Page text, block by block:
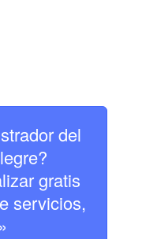
del
gratis
servicios,